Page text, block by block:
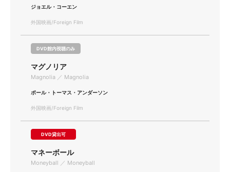
ジョエル・コーエン
外国映画/Foreign Film
DVD館内視聴のみ
マグノリア
Magnolia ／ Magnolia
ポール・トーマス・アンダーソン
外国映画/Foreign Film
DVD貸出可
マネーボール
Moneyball ／ Moneyball